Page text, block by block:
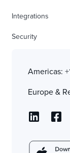
Integrations
Security
Americas:
Europe &